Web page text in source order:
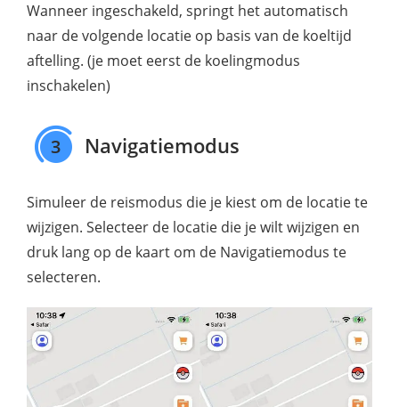
Wanneer ingeschakeld, springt het automatisch
naar de volgende locatie op basis van de koeltijd
aftelling. (je moet eerst de koelingmodus
inschakelen)
3 Navigatiemodus
Simuleer de reismodus die je kiest om de locatie te
wijzigen. Selecteer de locatie die je wilt wijzigen en
druk lang op de kaart om de Navigatiemodus te
selecteren.